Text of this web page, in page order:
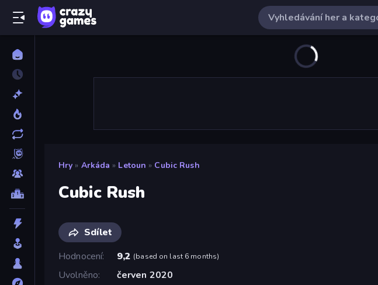
Hry » Arkáda » Letoun » Cubic Rush
Cubic Rush
Sdílet
Hodnocení
9,2 (based on last 6 months)
Uvolněno
červen 2020